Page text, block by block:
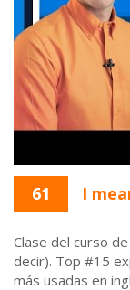
61 I
Clase del curso
decir). Top #15
más usadas en